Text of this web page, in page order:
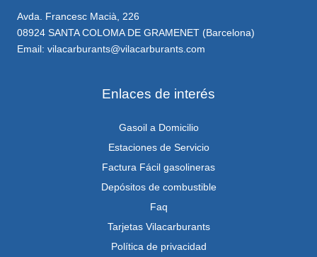
Avda. Francesc Macià, 226
08924 SANTA COLOMA DE GRAMENET (Barcelona)
Email: vilacarburants@vilacarburants.com
Enlaces de interés
Gasoil a Domicilio
Estaciones de Servicio
Factura Fácil gasolineras
Depósitos de combustible
Faq
Tarjetas Vilacarburants
Política de privacidad